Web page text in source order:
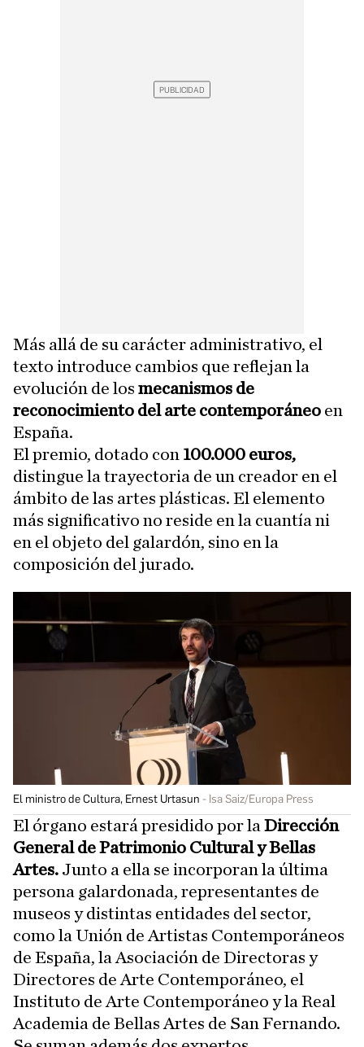
Más allá de su carácter administrativo, el
texto introduce cambios que reflejan la
evolución de los mecanismos de
reconocimiento del arte contemporáneo en
España.
El premio, dotado con 100.000 euros,
distingue la trayectoria de un creador en el
ámbito de las artes plásticas. El elemento
más significativo no reside en la cuantía ni
en el objeto del galardón, sino en la
composición del jurado.
El ministro de Cultura, Ernest Urtasun Isa Saiz/Europa Press
El órgano estará presidido por la Dirección
General de Patrimonio Cultural y Bellas
Artes. Junto a ella se incorporan la última
persona galardonada, representantes de
museos y distintas entidades del sector,
como la Unión de Artistas Contemporáneos
de España, la Asociación de Directoras y
Directores de Arte Contemporáneo, el
Instituto de Arte Contemporáneo y la Real
Academia de Bellas Artes de San Fernando.